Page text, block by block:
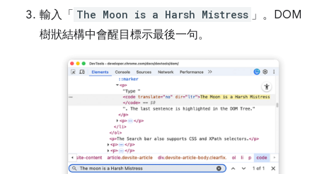
輸入「 The Moon is a Harsh Mistress 」。DOM
樹狀結構中會醒目標示最後一句。